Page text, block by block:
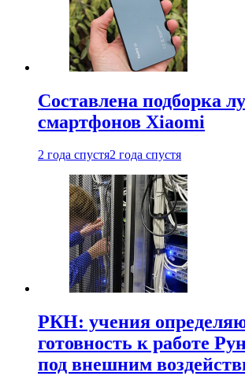
Составлена подборка
смартфонов Xiaomi
2 года спустя2 года спустя
РКН: учения
готовность к работе
под внешним